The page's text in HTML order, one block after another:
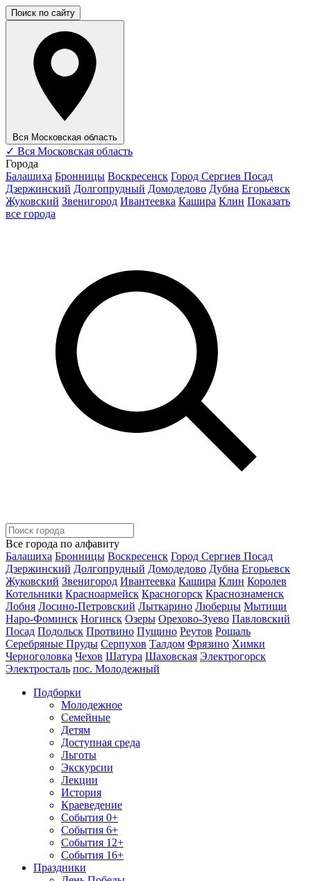
Поиск по сайту
Вся Московская область
✓ Вся Московская область
Города
Балашиха Бронницы Воскресенск Город Сергиев Посад
Дзержинский Долгопрудный Домодедово Дубна Егорьевск
Жуковский Звенигород Ивантеевка Кашира Клин Показать
все города
Все города по алфавиту
Балашиха Бронницы Воскресенск Город Сергиев Посад
Дзержинский Долгопрудный Домодедово Дубна Егорьевск
Жуковский Звенигород Ивантеевка Кашира Клин Королев
Котельники Красноармейск Красногорск Краснознаменск
Лобня Лосино-Петровский Лыткарино Люберцы Мытищи
Наро-Фоминск Ногинск Озеры Орехово-Зуево Павловский
Посад Подольск Протвино Пущино Реутов Рошаль
Серебряные Пруды Серпухов Талдом Фрязино Химки
Черноголовка Чехов Шатура Шаховская Электрогорск
Электросталь пос. Молодежный
Подборки
Молодежное
Семейные
Детям
Доступная среда
Льготы
Экскурсии
Лекции
История
Краеведение
События 0+
События 6+
События 12+
События 16+
Праздники